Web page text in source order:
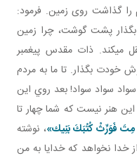
گذاشت روی زمين. فرمود:
پشت گوشت، چرا زمين
مي کند. ذات مقدس پيغمبر
خودت بگذار. تا ما به مردم
سواد سواد! بعد روي اين
هنر نيست که شما چهار تا
فَوَرِّثْ‏ كُتُبَكَ‏ بَنِيك‏»، نوشته
خدا نخواهد که خدايا به من